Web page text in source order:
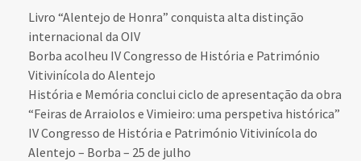
Livro “Alentejo de Honra” conquista alta distinção
internacional da OIV
Borba acolheu IV Congresso de História e Património
Vitivinícola do Alentejo
História e Memória conclui ciclo de apresentação da obra
“Feiras de Arraiolos e Vimieiro: uma perspetiva histórica”
IV Congresso de História e Património Vitivinícola do
Alentejo – Borba – 25 de julho